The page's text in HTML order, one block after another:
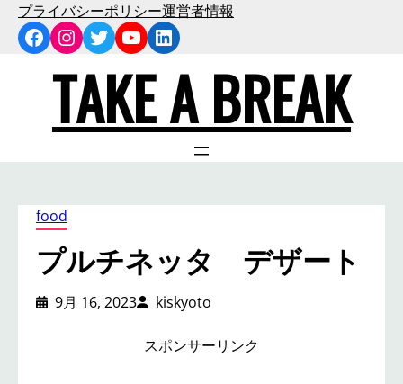
プライバシーポリシー運営者情報
Facebook
Instagram
Twitter
YouTube
LinkedIn
TAKE A BREAK
food
プルチネッタ デザート
9月 16, 2023 kiskyoto
スポンサーリンク